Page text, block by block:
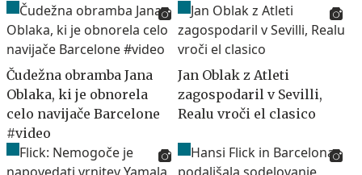
Čudežna obramba Jana
Oblaka, ki je obnorela
celo navijače Barcelone
#video
Jan Oblak z Atleti
zagospodaril v Sevilli,
Realu vroči el clasico